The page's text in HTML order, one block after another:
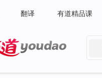
翻译 有道精品课